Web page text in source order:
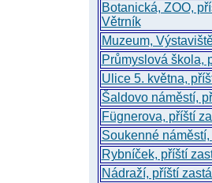
Botanická, ZOO,
Větrník
Muzeum,
Průmyslová škola,
Ulice 5. května,
Šaldovo náměstí,
Fügnerova, příští
Soukenné
Rybníček, příští
Nádraží, příští